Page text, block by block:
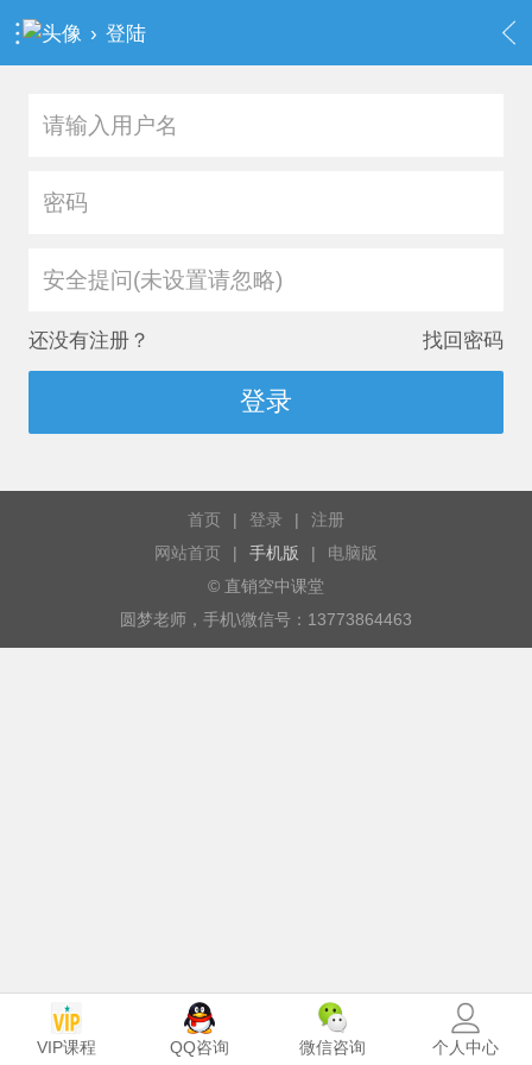
› 登陆
安全提问(未设置请忽略)
还没有注册？ 找回密码
登录
首页 | 登录 |
注册
网站首页
| 手机版 |
电脑版
© 直销空中课堂
圆梦老师，手机\微信号：13773864463
VIP课程 QQ咨询 微信咨询 个人中心